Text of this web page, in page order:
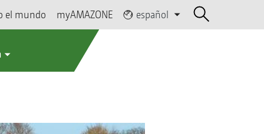
el mundo myAMAZONE español